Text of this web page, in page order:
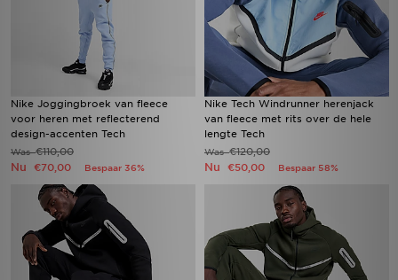
Nike Joggingbroek van fleece
voor heren met reflecterend
design-accenten Tech
Was€110,00
Nu €70,00 Bespaar 36%
Nike Tech Windrunner herenjack
van fleece met rits over de hele
lengte Tech
Was€120,00
Nu €50,00 Bespaar 58%